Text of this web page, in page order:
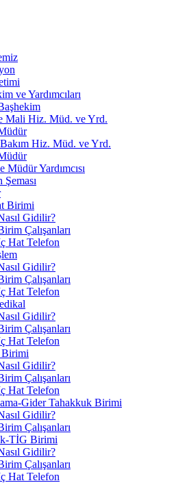
ve Yardımcıları
Mali Hiz. Müd. ve Yrd.
Bakım Hiz. Müd. ve Yrd.
Müdür Yardımcısı
Birimi
Gidilir?
Çalışanları
Hat Telefon
Gidilir?
Çalışanları
Hat Telefon
Gidilir?
Çalışanları
Hat Telefon
Gidilir?
Çalışanları
Hat Telefon
Gider Tahakkuk Birimi
Gidilir?
Çalışanları
TİG Birimi
Gidilir?
Çalışanları
Hat Telefon